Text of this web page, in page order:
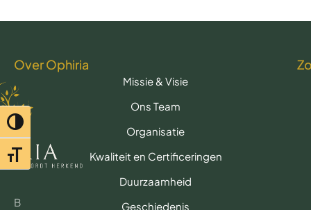
Toggle hoog contrast
Toggle lettertypegrootte
B
Over Ophiria
Missie & Visie
Ons Team
Organisatie
Kwaliteit en Certificeringen
Duurzaamheid
Geschiedenis